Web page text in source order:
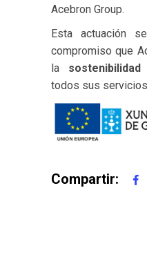
Acebron Group.
Esta actuación
compromiso que
la sostenibilidad
todos sus
Compartir: